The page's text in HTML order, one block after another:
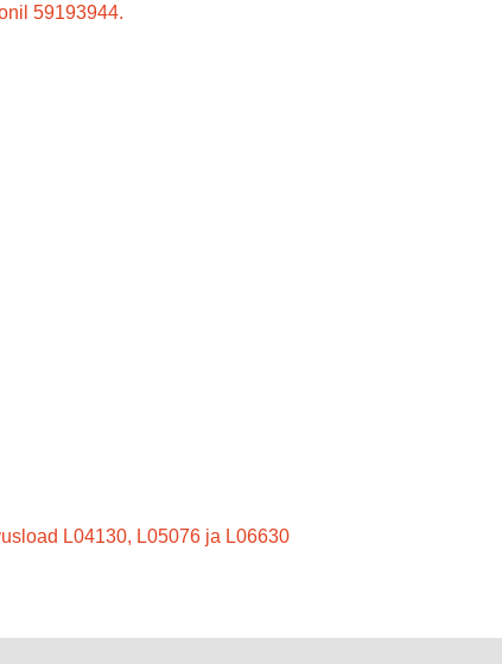
59193944.
L04130, L05076 ja L06630